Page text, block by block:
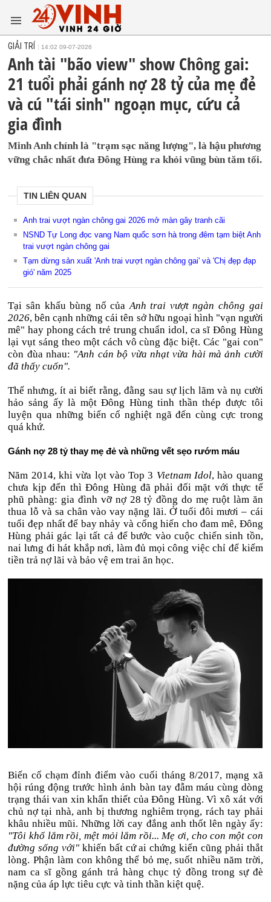
GIẢI TRÍ 14:02 09-07-2026
Anh tài "bão view" show Chông gai:
21 tuổi phải gánh nợ 28 tỷ của mẹ đẻ
và cú "tái sinh" ngoạn mục, cứu cả
gia đình
Minh Anh chính là "trạm sạc năng lượng", là hậu phương
vững chắc nhất đưa Đông Hùng ra khỏi vũng bùn tăm tối.
TIN LIÊN QUAN
Anh trai vượt ngàn chông gai 2026 mở màn gây tranh cãi
NSND Tự Long đọc vang Nam quốc sơn hà trong đêm tạm biệt Anh
trai vượt ngàn chông gai
Tạm dừng sản xuất 'Anh trai vượt ngàn chông gai' và 'Chị đẹp đạp
gió' năm 2025
Tại sân khấu bùng nổ củaAnh trai vượt ngàn chông gai
2026, bên cạnh những cái tên sở hữu ngoại hình "vạn người
mê" hay phong cách trẻ trung chuẩn idol, ca sĩ Đông Hùng
lại vụt sáng theo một cách vô cùng đặc biệt. Các "gai con"
còn đùa nhau: "Anh cán bộ vừa nhạt vừa hài mà ảnh cười
đã thấy cuốn".
Thế nhưng, ít ai biết rằng, đằng sau sự lịch lãm và nụ cười
hảo sảng ấy là một Đông Hùng tinh thần thép được tôi
luyện qua những biến cố nghiệt ngã đến cùng cực trong
quá khứ.
Gánh nợ 28 tỷ thay mẹ đẻ và những vết sẹo rướm máu
Năm 2014, khi vừa lọt vào Top 3 Vietnam Idol, hào quang
chưa kịp đến thì Đông Hùng đã phải đối mặt với thực tế
phũ phàng: gia đình vỡ nợ 28 tỷ đồng do mẹ ruột làm ăn
thua lỗ và sa chân vào vay nặng lãi. Ở tuổi đôi mươi – cái
tuổi đẹp nhất để bay nhảy và cống hiến cho đam mê, Đông
Hùng phải gác lại tất cả để bước vào cuộc chiến sinh tồn,
nai lưng đi hát khắp nơi, làm đủ mọi công việc chỉ để kiếm
tiền trả nợ lãi và bảo vệ em trai ăn học.
Biến cố chạm đỉnh điểm vào cuối tháng 8/2017, mạng xã
hội rúng động trước hình ảnh bàn tay đẫm máu cùng dòng
trạng thái van xin khẩn thiết của Đông Hùng. Vì xô xát với
chủ nợ tại nhà, anh bị thương nghiêm trọng, rách tay phải
khâu nhiều mũi. Những lời cay đắng anh thốt lên ngày ấy:
"Tôi khổ lắm rồi, mệt mỏi lắm rồi... Mẹ ơi, cho con một con
đường sống với" khiến bất cứ ai chứng kiến cũng phải thắt
lòng. Phận làm con không thể bỏ mẹ, suốt nhiều năm trời,
nam ca sĩ gồng gánh trả hàng chục tỷ đồng trong sự đè
nặng của áp lực tiêu cực và tinh thần kiệt quệ.